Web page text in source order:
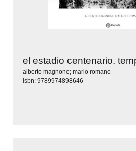
el estadio centenario.
alberto magnone; mario romano
isbn: 9789974898646